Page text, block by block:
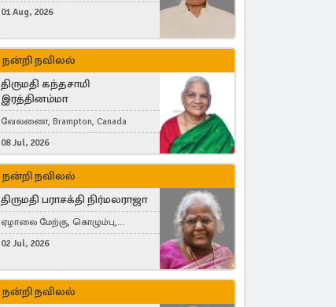
கம்பர்மலை
01 Aug, 2026
நன்றி நவிலல்
திருமதி கந்தசாமி
இரத்தினம்மா
வேலணை, Brampton, Canada
08 Jul, 2026
நன்றி நவிலல்
திருமதி பராசக்தி நிர்மலராஜா
ஏழாலை மேற்கு, கொழும்பு,
தங்காலை, London, United Kingdom
02 Jul, 2026
நன்றி நவிலல்